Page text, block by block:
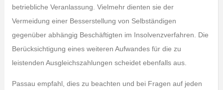
betriebliche Veranlassung. Vielmehr dienten sie der
Vermeidung einer Besserstellung von Selbständigen
gegenüber abhängig Beschäftigten im Insolvenzverfahren. Die
Berücksichtigung eines weiteren Aufwandes für die zu
leistenden Ausgleichszahlungen scheidet ebenfalls aus.
Passau empfahl, dies zu beachten und bei Fragen auf jeden